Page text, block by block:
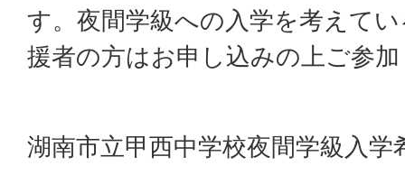
す。夜間学級への入学を考えて
援者の方はお申し込みの上ご参
湖南市立甲西中学校夜間学級入学